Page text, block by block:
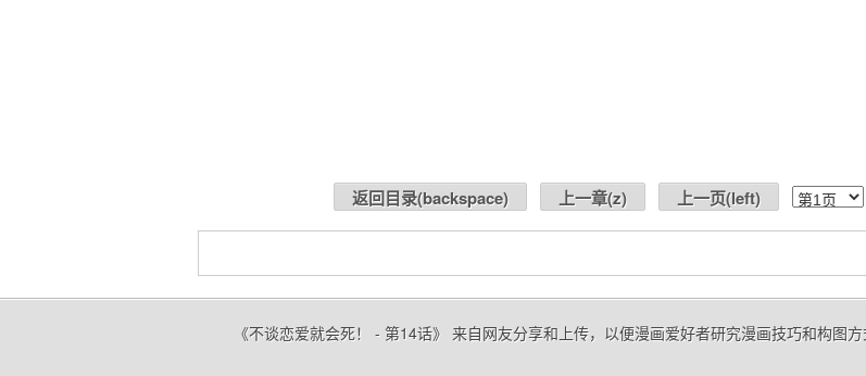
返回目录(backspace) 上一章(z) 上一页(left)
《不谈恋爱就会死！ - 第14话》 来自网友分享和上传，以便漫画爱好者研究漫画技巧和构图